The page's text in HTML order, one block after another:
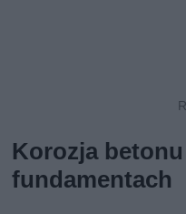
Korozja
fundamentach